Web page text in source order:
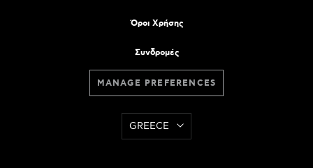
Όροι Χρήσης
Συνδρομές
MANAGE PREFERENCES
GREECE